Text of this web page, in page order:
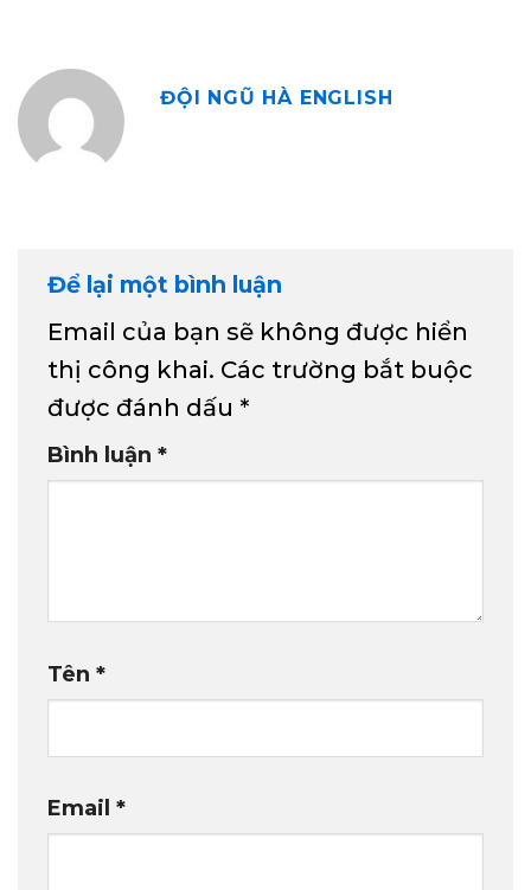
ĐỘI NGŨ HÀ ENGLISH
Để lại một bình luận
Email của bạn sẽ không được hiển
thị công khai. Các trường bắt buộc
được đánh dấu *
Bình luận *
Tên *
Email *